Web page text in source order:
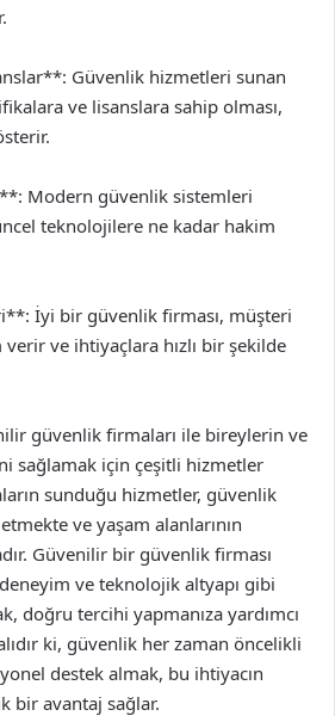
Güvenlik hizmetleri sunan
ve lisanslara sahip olması,
Modern güvenlik sistemleri
teknolojilere ne kadar hakim
İyi bir güvenlik firması, müşteri
ve ihtiyaçlara hızlı bir şekilde
güvenlik firmaları ile bireylerin ve
sağlamak için çeşitli hizmetler
sunduğu hizmetler, güvenlik
ve yaşam alanlarının
Güvenilir bir güvenlik firması
ve teknolojik altyapı gibi
doğru tercihi yapmanıza yardımcı
ki, güvenlik her zaman öncelikli
destek almak, bu ihtiyacın
bir avantaj sağlar.